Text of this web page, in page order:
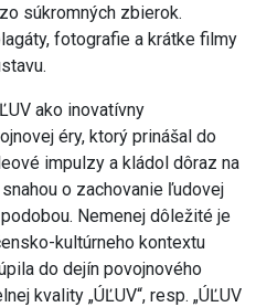
súkromných zbierok.
fotografie a krátke filmy
ako inovatívny
éry, ktorý prinášal do
impulzy a kládol dôraz na
o zachovanie ľudovej
Nemenej dôležité je
kultúrneho kontextu
do dejín povojnového
kvality „ÚĽUV“, resp. „ÚĽUV